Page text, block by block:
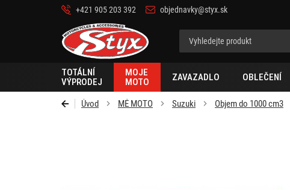
+421 905 203 392 objednavky@styx.sk
Styx-
cz
TOTÁLNÍ
VÝPRODEJ
MOJE
MOTO
ZAVAZADLO OBLEČENÍ
Úvod MÉ MOTO Suzuki Objem do 1000 cm3